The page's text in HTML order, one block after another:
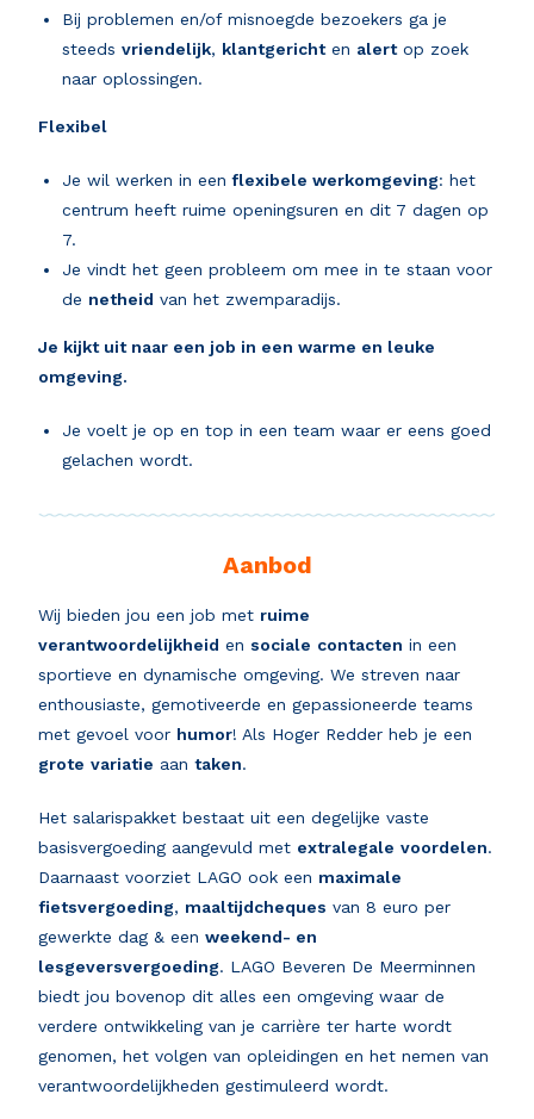
Bij problemen en/of misnoegde bezoekers ga je
steedsvriendelijk, klantgerichten alertop zoek
naar oplossingen.
Flexibel
Je wil werken in een flexibele werkomgeving: het
centrum heeft ruime openingsuren en dit 7 dagen op
7.
Je vindt het geen probleem om mee in te staan voor
de netheid van het zwemparadijs.
Je kijkt uit naar een job in een warme en leuke
omgeving.
Je voelt je op en top in een team waar er eens goed
gelachen wordt.
Aanbod
Wij bieden jou een job met ruime
verantwoordelijkheid en sociale contacten in een
sportieve en dynamische omgeving. We streven naar
enthousiaste, gemotiveerde en gepassioneerde teams
met gevoel voor humor! Als Hoger Redder heb je een
grote variatie aantaken.
Het salarispakket bestaat uit een degelijke vaste
basisvergoeding aangevuld met extralegale voordelen.
Daarnaast voorziet LAGO ook een maximale
fietsvergoeding, maaltijdcheques van 8 euro per
gewerkte dag & eenweekend- en
lesgeversvergoeding. LAGO Beveren De Meerminnen
biedt jou bovenop dit alles een omgeving waar de
verdere ontwikkeling van je carrière ter harte wordt
genomen, het volgen van opleidingen en het nemen van
verantwoordelijkheden gestimuleerd wordt.